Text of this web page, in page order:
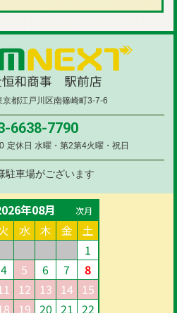
京都江戸川区南篠崎町3-7-6
6638-7790
定休日 水曜・第2第4火曜・祝日
駐車場がございます
年08月 次月
水 木 金
土
1
4 5 6 7
8
12 13 14
15
19 20 21 22